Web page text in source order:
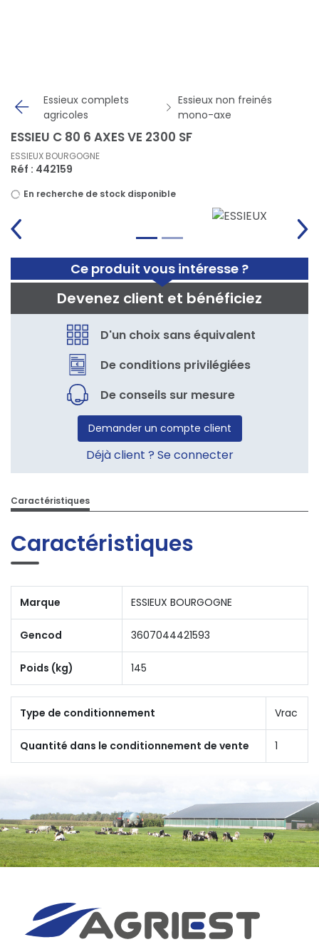
Essieux complets
agricoles
Essieux non freinés
mono-axe
Ce produit vous intéresse ?
Devenez client et bénéficiez
D'un choix sans équivalent
De conditions privilégiées
De conseils sur mesure
Demander un compte client
Déjà client ? Se connecter
ESSIEU C 80 6 AXES VE 2300 SF
ESSIEUX BOURGOGNE
Réf : 442159
En recherche de stock disponible
Caractéristiques
Caractéristiques
Marque ESSIEUX BOURGOGNE
Gencod 3607044421593
Poids (kg) 145
Type de conditionnement Vrac
Quantité dans le conditionnement de vente 1